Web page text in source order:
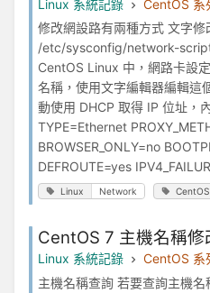
Linux 系統記錄
CentOS 系
修改網設路有兩種方式 文字修
/etc/sysconfig/network-
CentOS Linux 中，網路卡設
名稱，使用文字編輯器編輯這
動使用 DHCP 取得 IP 位址，
TYPE=Ethernet
BROWSER_ONLY=no
DEFROUTE=yes
Linux Network
CentOS 7 主機名稱修
Linux 系統記錄
CentOS 系
主機名稱查詢 若要查詢主機